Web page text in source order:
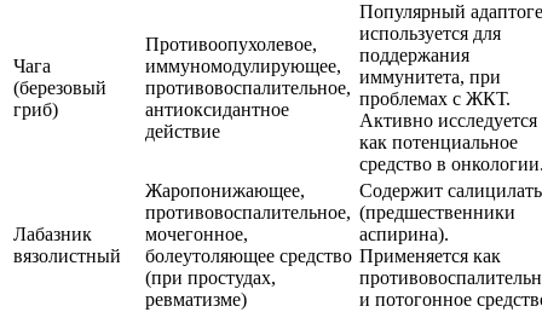
Чага
(березовый
гриб)
Противоопухолевое,
иммуномодулирующее,
противовоспалительное,
антиоксидантное
действие
Популярный
используется для
поддержания
иммунитета, при
проблемах с ЖКТ.
Активно исследуется
как потенциальное
средство в
Лабазник
вязолистный
Жаропонижающее,
противовоспалительное,
мочегонное,
болеутоляющее средство
(при простудах,
ревматизме)
Содержит
(предшественники
аспирина).
Применяется как
и потогонное